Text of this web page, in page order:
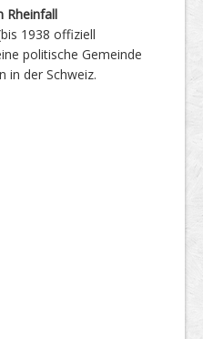
Rheinfall
1938 offiziell
politische Gemeinde
in der Schweiz.